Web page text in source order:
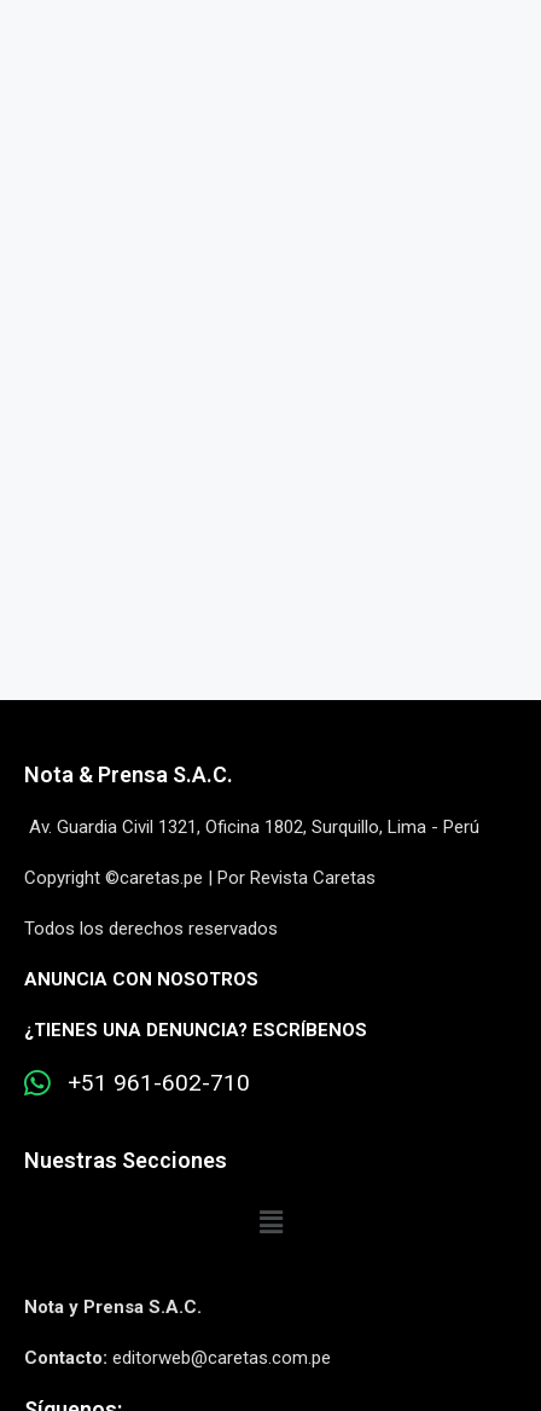
Nota & Prensa S.A.C.
Av. Guardia Civil 1321, Oficina 1802, Surquillo, Lima - Perú
Copyright ©caretas.pe | Por Revista Caretas
Todos los derechos reservados
ANUNCIA CON NOSOTROS
¿TIENES UNA DENUNCIA? ESCRÍBENOS
+51 961-602-710
Nuestras Secciones
Nota y Prensa S.A.C.
Contacto: editorweb@caretas.com.pe